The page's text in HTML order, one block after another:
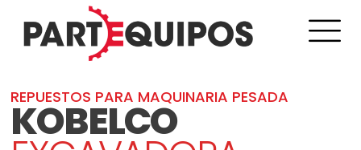
REPUESTOS PARA MAQUINARIA PESADA
KOBELCO